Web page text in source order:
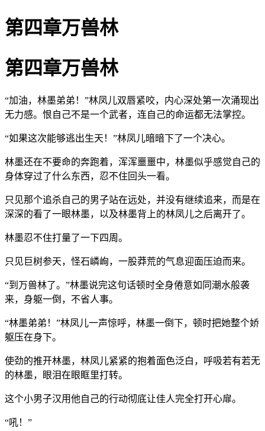
第四章万兽林
第四章万兽林
“加油，林墨弟弟！”林凤儿双唇紧咬，内心深处第一次涌现出
无力感。恨自己不是一个武者，连自己的命运都无法掌控。
“如果这次能够逃出生天！”林凤儿暗暗下了一个决心。
林墨还在不要命的奔跑着，浑浑噩噩中，林墨似乎感觉自己的
身体穿过了什么东西，忍不住回头一看。
只见那个追杀自己的男子站在远处，并没有继续追来，而是在
深深的看了一眼林墨，以及林墨背上的林凤儿之后离开了。
林墨忍不住打量了一下四周。
只见巨树参天，怪石嶙峋，一股莽荒的气息迎面压迫而来。
“到万兽林了。”林墨说完这句话顿时全身倦意如同潮水般袭
来，身躯一倒，不省人事。
“林墨弟弟！”林凤儿一声惊呼，林墨一倒下，顿时把她整个娇
躯压在身下。
使劲的推开林墨，林凤儿紧紧的抱着面色泛白，呼吸若有若无
的林墨，眼泪在眼眶里打转。
这个小男子汉用他自己的行动彻底让佳人完全打开心扉。
“吼！”